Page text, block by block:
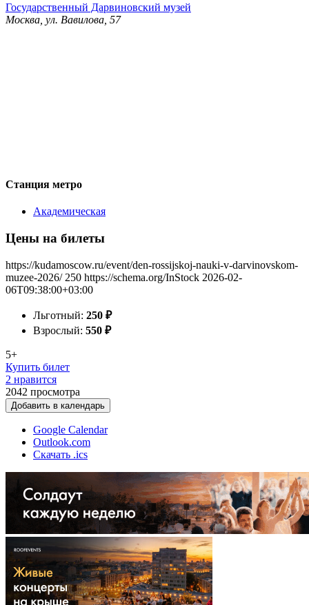
Государственный Дарвиновский музей
Москва, ул. Вавилова, 57
Станция метро
Академическая
Цены на билеты
https://kudamoscow.ru/event/den-rossijskoj-nauki-v-darvinovskom-
muzee-2026/ 250 https://schema.org/InStock 2026-02-
06T09:38:00+03:00
Льготный: 250 ₽
Взрослый: 550 ₽
5+
Купить билет
2 нравится
2042 просмотра
Добавить в календарь
Google Calendar
Outlook.com
Скачать .ics